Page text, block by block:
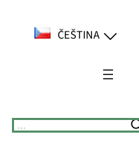
ČEŠTINA
Suchen